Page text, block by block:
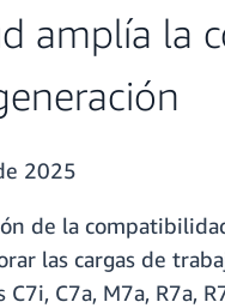
amplía la
2025
de la
las cargas de
C7a, M7a, R7a,